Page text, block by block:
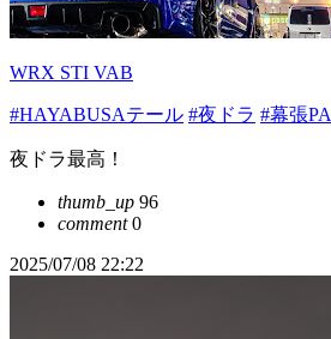
WRX STI VAB
#HAYABUSAテール #夜ドラ #幕張PA
夜ドラ最高！
thumb_up 96
comment0
2025/07/08 22:22